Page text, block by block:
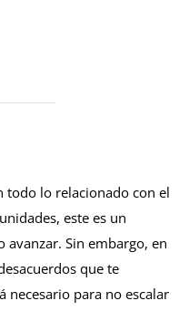
todo lo relacionado con el
este es un
Sin embargo, en
que te
necesario para no escalar